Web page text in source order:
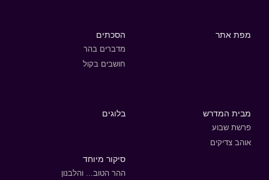
מפת אתר הסכתים
מדברים בהר
חושבים בקול
מבית המדרש
פרשת שבוע
אוהב צדיקים
בלוגים
סיקור מיוחד
ההר הטוב... והלבנון